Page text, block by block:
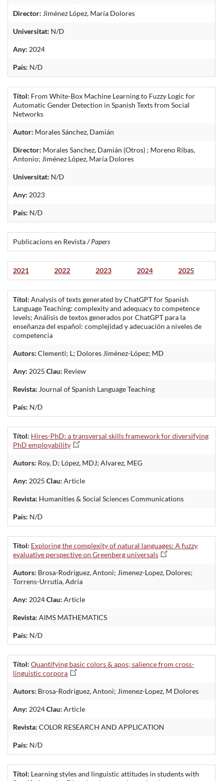
Director: Jiménez López, María Dolores
Universitat: N/D
Any: 2024
País: N/D
Títol: From White-Box Machine Learning to Fuzzy Logic for
Automatic Gender Detection in Spanish Texts from Social
Networks
Autor: Morales Sánchez, Damián
Director: Morales Sanchez, Damián (Otros) ; Moreno Ribas,
Antonio; Jiménez López, María Dolores
Universitat: N/D
Any: 2023
País: N/D
Publicacions en Revista /Papers
2021 2022 2023 2024 2025
Títol: Analysis of texts generated by ChatGPT for Spanish
Language Teaching: complexity and adequacy to competence
levels; Análisis de textos generados por ChatGPT para la
enseñanza del español: complejidad y adecuación a niveles de
competencia
Autors: Clementi; L; Dolores Jiménez-López; MD
Any: 2025 Clau: Review
Revista: Journal of Spanish Language Teaching
País: N/D
Títol: Hires-PhD: a transversal skills framework for diversifying
PhD employability
Autors: Roy, D; López, MDJ; Alvarez, MEG
Any: 2025 Clau: Article
Revista: Humanities & Social Sciences Communications
País: N/D
Títol: Exploring the complexity of natural languages: A fuzzy
evaluative perspective on Greenberg universals
Autors: Brosa-Rodriguez, Antoni; Jimenez-Lopez, Dolores;
Torrens-Urrutia, Adria
Any: 2024Clau: Article
Revista: AIMS MATHEMATICS
País: N/D
Títol: Quantifying basic colors & apos; salience from cross-
linguistic corpora
Autors: Brosa-Rodriguez, Antoni; Jimenez-Lopez, M Dolores
Any: 2024Clau: Article
Revista: COLOR RESEARCH AND APPLICATION
País: N/D
Títol: Learning styles and linguistic attitudes in students with